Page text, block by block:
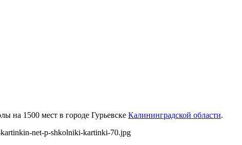
на 1500 мест в городе Гурьевске Калининградской области.
net-p-shkolniki-kartinki-70.jpg